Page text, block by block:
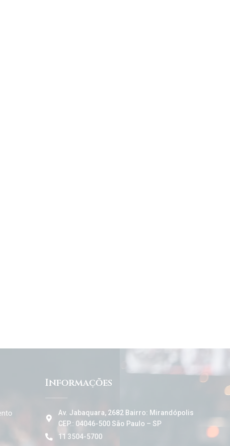
Informações
Av. Jabaquara, 2682 Bairro: Mirandópolis
CEP.: 04046-500 São Paulo – SP
11 3504-5700